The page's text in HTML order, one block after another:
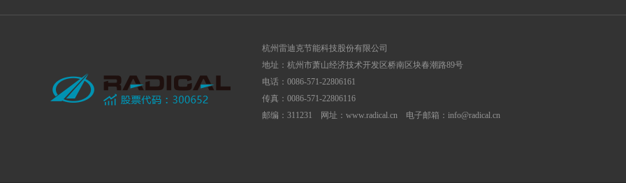
杭州雷迪克节能科技股份有限公司
地址：杭州市萧山经济技术开发区桥南区块春潮路89号
电话：0086-571-22806161
传真：0086-571-22806116
邮编：311231 网址：www.radical.cn 电子邮箱：info@radical.cn